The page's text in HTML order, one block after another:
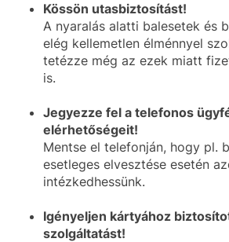
Kössön utasbiztosítást!
A nyaralás alatti balesetek és
elég kellemetlen élménnyel
tetézze még az ezek miatt
is.
Jegyezze fel a telefonos
elérhetőségeit!
Mentse el telefonján, hogy pl.
esetleges elvesztése esetén
intézkedhessünk.
Igényeljen kártyához
szolgáltatást!